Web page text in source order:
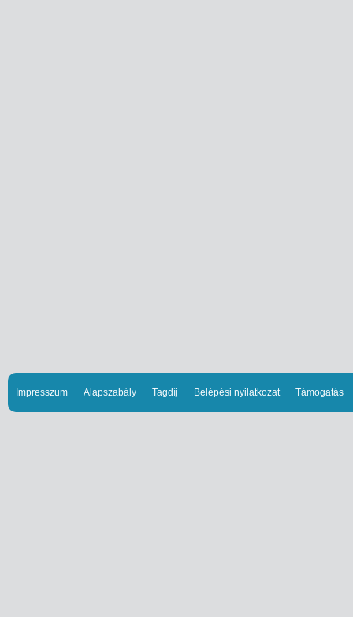
Impresszum Alapszabály Tagdíj Belépési nyilatkozat Támogatás